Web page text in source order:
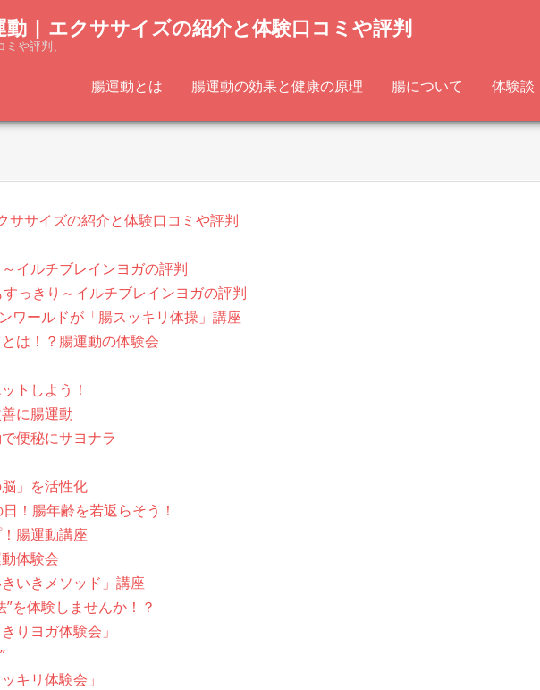
| エクササイズの紹介と体験口コミや評判
や評判、
腸運動とは 腸運動の効果と健康の原理 腸について 体験談
サイズの紹介と体験口コミや評判
イルチブレインヨガの評判
っきり～イルチブレインヨガの評判
ワールドが「腸スッキリ体操」講座
は！？腸運動の体験会
トしよう！
に腸運動
便秘にサヨナラ
」を活性化
！腸年齢を若返らそう！
腸運動講座
体験会
いきメソッド」講座
を体験しませんか！？
りヨガ体験会」
キリ体験会」